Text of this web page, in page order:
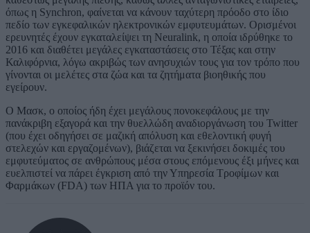
όπως η Synchron, φαίνεται να κάνουν ταχύτερη πρόοδο στο ίδιο
πεδίο των εγκεφαλικών ηλεκτρονικών εμφυτευμάτων. Ορισμένοι
ερευνητές έχουν εγκαταλείψει τη Neuralink, η οποία ιδρύθηκε το
2016 και διαθέτει μεγάλες εγκαταστάσεις στο Τέξας και στην
Καλιφόρνια, λόγω ακριβώς των ανησυχιών τους για τον τρόπο που
γίνονται οι μελέτες στα ζώα και τα ζητήματα βιοηθικής που
εγείρουν.
Ο Μασκ, ο οποίος ήδη έχει μεγάλους πονοκεφάλους με την
πανάκριβη εξαγορά και την θυελλώδη αναδιοργάνωση του Twitter
(που έχει οδηγήσει σε μαζική απόλυση και εθελοντική φυγή
στελεχών και εργαζομένων), βιάζεται να ξεκινήσει δοκιμές του
εμφυτεύματος σε ανθρώπους μέσα στους επόμενους έξι μήνες και
ευελπιστεί να πάρει έγκριση από την Υπηρεσία Τροφίμων και
Φαρμάκων (FDA) των ΗΠΑ για το προϊόν του.